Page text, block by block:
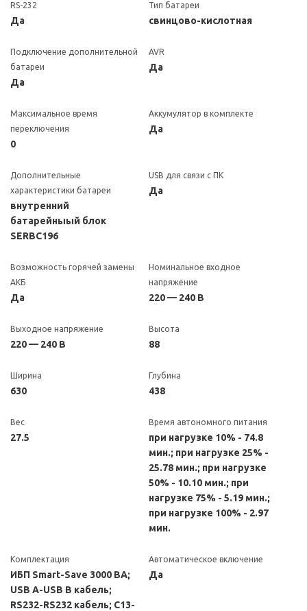
RS-232
Да
Тип батареи
свинцово-кислотная
Подключение дополнительной
батареи
Да
AVR
Да
Максимальное время
переключения
0
Аккумулятор в комплекте
Да
Дополнительные
характеристики батареи
внутренний
батарейныый блок
SERBC196
USB для связи с ПК
Да
Возможность горячей замены
АКБ
Да
Номинальное входное
напряжение
220 — 240 В
Выходное напряжение
220 — 240 В
Высота
88
Ширина
630
Глубина
438
Вес
27.5
Время автономного питания
при нагрузке 10% - 74.8
мин.; при нагрузке 25% -
25.78 мин.; при нагрузке
50% - 10.10 мин.; при
нагрузке 75% - 5.19 мин.;
при нагрузке 100% - 2.97
мин.
Комплектация
ИБП Smart-Save 3000 ВА;
USB A-USB B кабель;
RS232-RS232 кабель; С13-
Автоматическое включение
Да